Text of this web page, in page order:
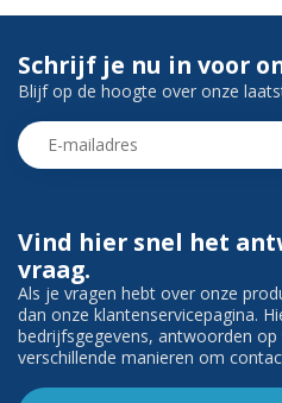
Vind hier snel het
vraag.
Als je vragen hebt over onze
dan onze klantenservicepagina.
bedrijfsgegevens, antwoorden op
verschillende manieren om
Schrijf je nu in voor
Blijf op de hoogte over onze